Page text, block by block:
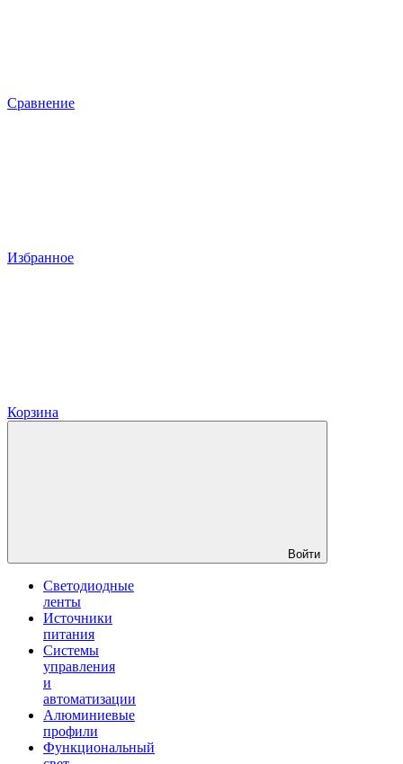
Сравнение
Избранное
Корзина
Войти
Светодиодные
ленты
Источники
питания
Системы
управления
и
автоматизации
Алюминиевые
профили
Функциональный